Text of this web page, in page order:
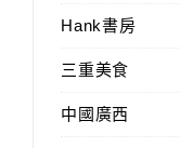
Hank書房
三重美食
中國廣西